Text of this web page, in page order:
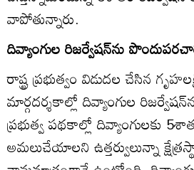
వాపోతున్నారు.
దివ్యాంగుల రిజర్వేషన్‌ను
రాష్ట్ర ప్రభుత్వం విడుదల చేసిన
మార్గదర్శకాల్లో దివ్యాంగుల
ప్రభుత్వ పథకాల్లో దివ్యాంగులకు
అమలుచేయాలని ఉత్తర్వులున్నా